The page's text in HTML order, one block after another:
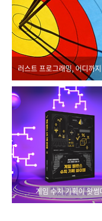
게임 수치 기획이 왓썸